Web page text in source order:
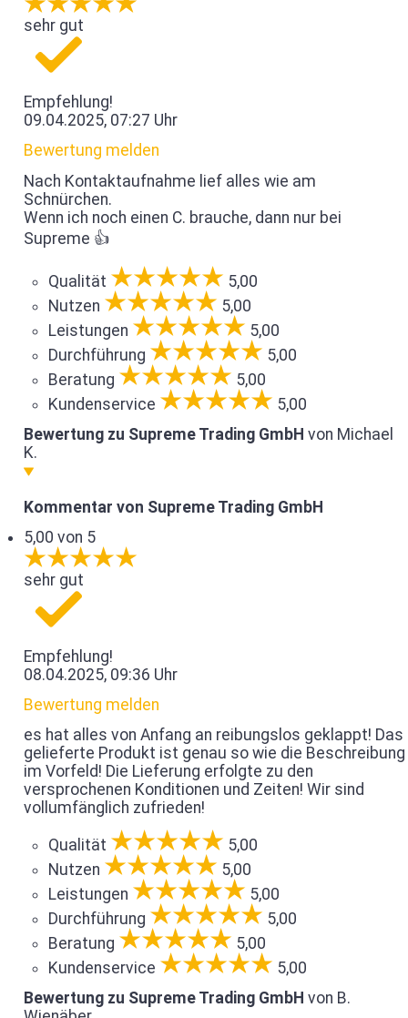
sehr gut
Empfehlung!
09.04.2025, 07:27 Uhr
Bewertung melden
Nach Kontaktaufnahme lief alles wie am
Schnürchen.
Wenn ich noch einen C. brauche, dann nur bei
Supreme 👍
Qualität
5,00
Nutzen
5,00
Leistungen
5,00
Durchführung
5,00
Beratung
5,00
Kundenservice
5,00
Bewertung zu Supreme Trading GmbH von Michael
K.
Kommentar von Supreme Trading GmbH
5,00 von 5
sehr gut
Empfehlung!
08.04.2025, 09:36 Uhr
Bewertung melden
es hat alles von Anfang an reibungslos geklappt! Das
gelieferte Produkt ist genau so wie die Beschreibung
im Vorfeld! Die Lieferung erfolgte zu den
versprochenen Konditionen und Zeiten! Wir sind
vollumfänglich zufrieden!
Qualität
5,00
Nutzen
5,00
Leistungen
5,00
Durchführung
5,00
Beratung
5,00
Kundenservice
5,00
Bewertung zu Supreme Trading GmbH von B.